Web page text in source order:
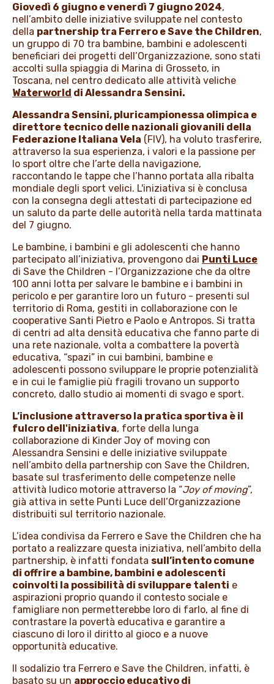
Giovedì 6 giugno e venerdì 7 giugno 2024,
nell’ambito delle iniziative sviluppate nel contesto
della partnership tra Ferrero e Save the Children,
un gruppo di 70 tra bambine, bambini e adolescenti
beneficiari dei progetti dell’Organizzazione, sono stati
accolti sulla spiaggia di Marina di Grosseto, in
Toscana, nel centro dedicato alle attività veliche
Waterworld di Alessandra Sensini.
Alessandra Sensini, pluricampionessa olimpica e
direttore tecnico delle nazionali giovanili della
Federazione Italiana Vela (FIV), ha voluto trasferire,
attraverso la sua esperienza, i valori e la passione per
lo sport oltre che l’arte della navigazione,
raccontando le tappe che l’hanno portata alla ribalta
mondiale degli sport velici. L'iniziativa si è conclusa
con la consegna degli attestati di partecipazione ed
un saluto da parte delle autorità nella tarda mattinata
del 7 giugno.
Le bambine, i bambini e gli adolescenti che hanno
partecipato all’iniziativa, provengono dai Punti Luce
di Save the Children - l’Organizzazione che da oltre
100 anni lotta per salvare le bambine e i bambini in
pericolo e per garantire loro un futuro - presenti sul
territorio di Roma, gestiti in collaborazione con le
cooperative Santi Pietro e Paolo e Antropos. Si tratta
di centri ad alta densità educativa che fanno parte di
una rete nazionale, volta a combattere la povertà
educativa, “spazi” in cui bambini, bambine e
adolescenti possono sviluppare le proprie potenzialità
e in cui le famiglie più fragili trovano un supporto
concreto, dallo studio ai momenti di svago e sport.
L’inclusione attraverso la pratica sportiva è il
fulcro dell'iniziativa, forte della lunga
collaborazione di Kinder Joy of moving con
Alessandra Sensini e delle iniziative sviluppate
nell’ambito della partnership con Save the Children,
basate sul trasferimento delle competenze nelle
attività ludico motorie attraverso la “Joy of moving”,
già attiva in sette Punti Luce dell’Organizzazione
distribuiti sul territorio nazionale.
L’idea condivisa da Ferrero e Save the Children che ha
portato a realizzare questa iniziativa, nell’ambito della
partnership, è infatti fondata sull’intento comune
di offrire a bambine, bambini e adolescenti
coinvolti la possibilità di sviluppare talenti e
aspirazioni proprio quando il contesto sociale e
famigliare non permetterebbe loro di farlo, al fine di
contrastare la povertà educativa e garantire a
ciascuno di loro il diritto al gioco e a nuove
opportunità educative.
Il sodalizio tra Ferrero e Save the Children, infatti, è
basato su un approccio educativo di